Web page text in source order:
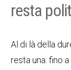
resta
Al di là della
resta una: fino